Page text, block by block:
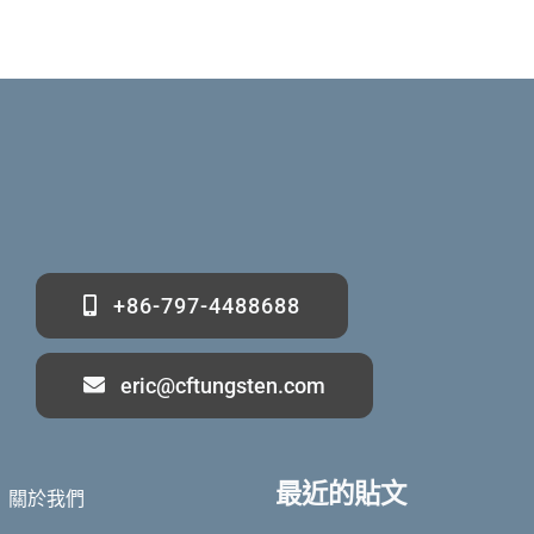
+86-797-4488688
eric@cftungsten.com
關於我們 最近的貼文